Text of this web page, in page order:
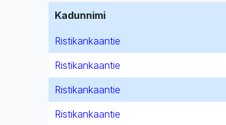
Kadunnimi
Ristikankaantie
Ristikankaantie
Ristikankaantie
Ristikankaantie